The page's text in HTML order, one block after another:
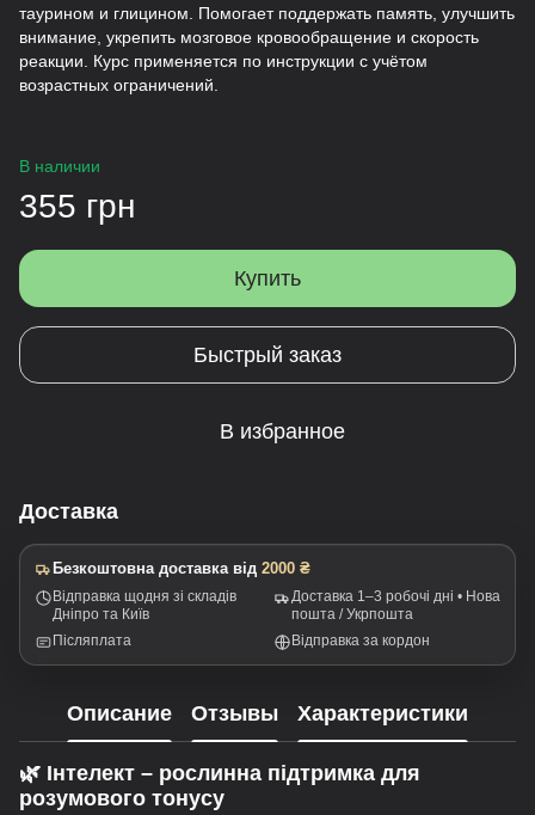
таурином и глицином. Помогает поддержать память, улучшить
внимание, укрепить мозговое кровообращение и скорость
реакции. Курс применяется по инструкции с учётом
возрастных ограничений.
В наличии
355 грн
Купить
Быстрый заказ
В избранное
Доставка
Безкоштовна доставка від 2000 ₴
Відправка щодня зі складів
Дніпро та Київ
Доставка 1–3 робочі дні • Нова
пошта / Укрпошта
Післяплата
Відправка за кордон
Описание Отзывы Характеристики
🌿 Інтелект – рослинна підтримка для
розумового тонусу